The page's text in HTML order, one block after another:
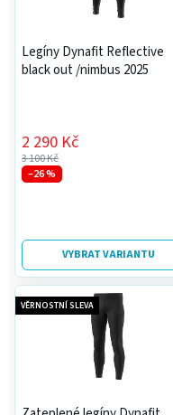
Legíny Dynafit Reflective
black out /nimbus 2025
3 100 Kč
2 290 Kč
–26 %
VYBRAT VARIANTU
VĚRNOSTNÍ SLEVA